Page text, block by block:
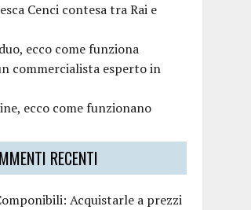
Cenci contesa tra Rai e
ecco come funziona
commercialista esperto in
ecco come funzionano
RECENTI
Acquistarle a prezzi